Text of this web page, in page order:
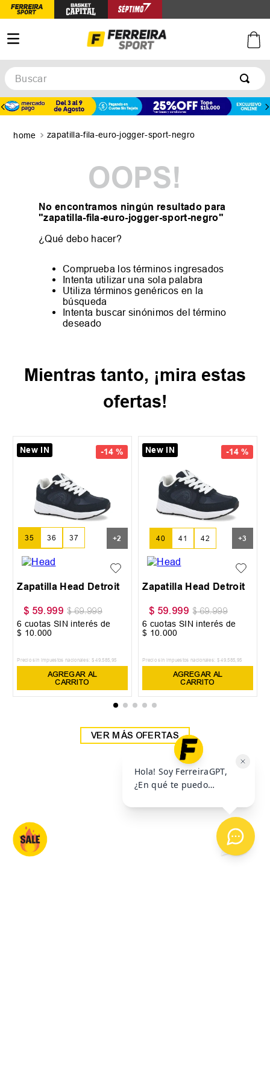
Buscar
zapatilla-fila-euro-jogger-sport-negro
OOPS!
No encontramos ningún resultado para
"zapatilla-fila-euro-jogger-sport-negro"
¿Qué debo hacer?
Comprueba los términos ingresados
Intenta utilizar una sola palabra
Utiliza términos genéricos en la
búsqueda
Intenta buscar sinónimos del término
deseado
Mientras tanto, ¡mira estas
ofertas!
-14 %
New IN
35 36 37
38 39
+2
Zapatilla Head Detroit
$ 59.999 $ 69.999
6 cuotas SIN interés de
$ 10 000
Precio sin impuestos nacionales: $ 49.585,95
AGREGAR AL
CARRITO
-14 %
New IN
40 41 42 +3
Zapatilla Head Detroit
$ 59.999 $ 69.999
6 cuotas SIN interés de
$ 10 000
Precio sin impuestos nacionales: $ 49.585,95
AGREGAR AL
CARRITO
VER MÁS OFERTAS
TÉRMINOS MÁS BUSCADOS
zapatillas
zapatillas mujer
zapatillas adidas